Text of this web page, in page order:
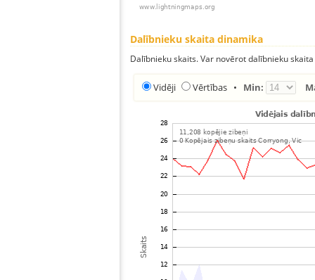
Dalībnieku skaita dinamika
Dalībnieku skaits. Var novērot dalībnieku
Vidēji Vērtības • Min: